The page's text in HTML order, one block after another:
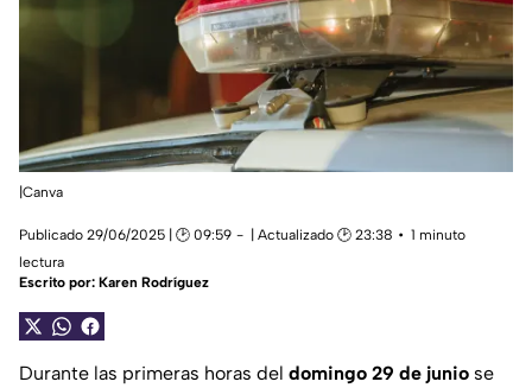
|Canva
Publicado 29/06/2025 | 🕑 09:59 | Actualizado 🕑 23:38
1 minuto
lectura
Escrito por: Karen Rodríguez
Durante las primeras horas del domingo 29 de junio se